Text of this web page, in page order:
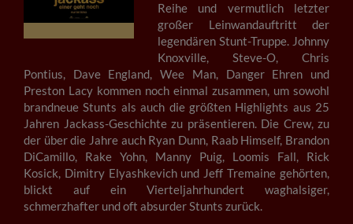
Reihe und vermutlich letzter
großer Leinwandauftritt der
legendären Stunt-Truppe. Johnny
Knoxville, Steve-O, Chris
Pontius, Dave England, Wee Man, Danger Ehren und
Preston Lacy kommen noch einmal zusammen, um sowohl
brandneue Stunts als auch die größten Highlights aus 25
Jahren Jackass-Geschichte zu präsentieren. Die Crew, zu
der über die Jahre auch Ryan Dunn, Raab Himself, Brandon
DiCamillo, Rake Yohn, Manny Puig, Loomis Fall, Rick
Kosick, Dimitry Elyashkevich und Jeff Tremaine gehörten,
blickt auf ein Vierteljahrhundert waghalsiger,
schmerzhafter und oft absurder Stunts zurück.